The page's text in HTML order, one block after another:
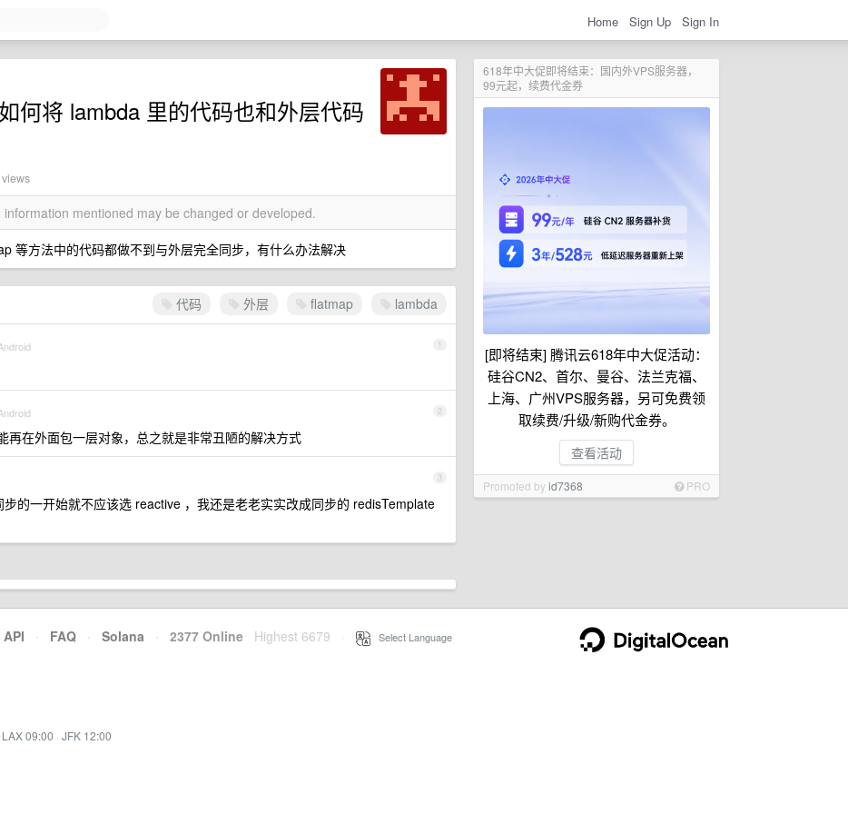
Home Sign Up Sign In
618年中大促即将结束：国内外VPS服务器，
99元起，续费代金券
[即将结束] 腾讯云618年中大促活动：
硅谷CN2、首尔、曼谷、法兰克福、
上海、广州VPS服务器，另可免费领
取续费/升级/新购代金券。
查看活动
Promoted byid7368 PRO
何将 lambda 里的代码也和外层代码
views
mentioned may be changed or developed.
等方法中的代码都做不到与外层完全同步，有什么办法解决
代码 外层 flatmap lambda
1
2
再在外面包一层对象，总之就是非常丑陋的解决方式
3
的一开始就不应该选 reactive ，我还是老老实实改成同步的 redisTemplate
API · FAQ · Solana · 2377 Online Highest 6679 Select Language
LAX 09:00 · JFK 12:00